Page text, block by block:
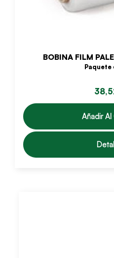
BOBINA FILM
Paquete
Añadir Al